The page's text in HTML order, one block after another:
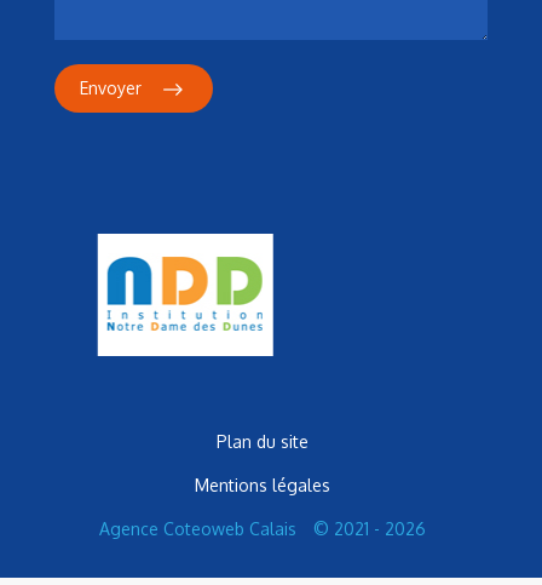
Envoyer
Plan du site
Mentions légales
Agence Coteoweb Calais © 2021 - 2026